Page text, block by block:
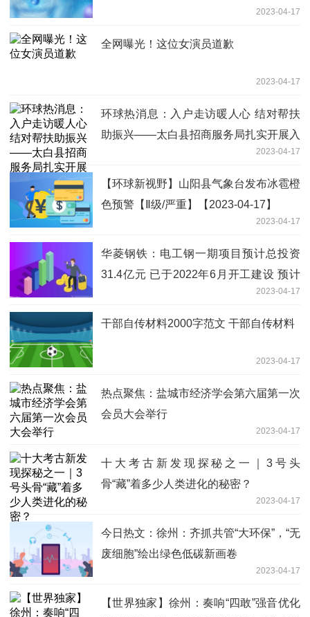
2023-04-17
全网曝光！这位女演员道歉
2023-04-17
环球热消息：入户走访暖人心 结对帮扶
助振兴——太白县招商服务局扎实开展入
2023-04-17
【环球新视野】山阳县气象台发布冰雹橙
色预警【Ⅱ级/严重】【2023-04-17】
2023-04-17
华菱钢铁：电工钢一期项目预计总投资
31.4亿元 已于2022年6月开工建设 预计
2023-04-17
干部自传材料2000字范文 干部自传材料
2023-04-17
热点聚焦：盐城市经济学会第六届第一次
会员大会举行
2023-04-17
十大考古新发现探秘之一｜3号头
骨“藏”着多少人类进化的秘密？
2023-04-17
今日热文：徐州：齐抓共管“大环保”，“无
废细胞”绘出绿色低碳新画卷
2023-04-17
【世界独家】徐州：奏响“四敢”强音优化